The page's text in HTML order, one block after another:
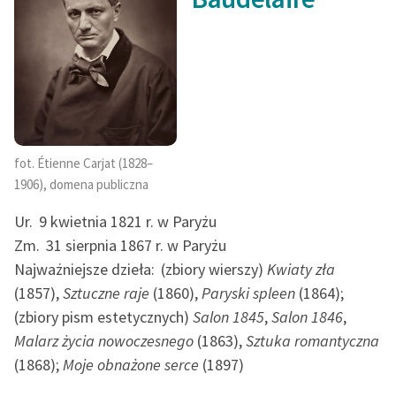
fot. Étienne Carjat (1828–
1906), domena publiczna
Ur. 9 kwietnia 1821 r. w Paryżu
Zm. 31 sierpnia 1867 r. w Paryżu
Najważniejsze dzieła: (zbiory wierszy)Kwiaty zła
(1857),Sztuczne raje (1860),Paryski spleen (1864);
(zbiory pism estetycznych) Salon 1845,Salon 1846,
Malarz życia nowoczesnego (1863),Sztuka romantyczna
(1868);Moje obnażone serce (1897)